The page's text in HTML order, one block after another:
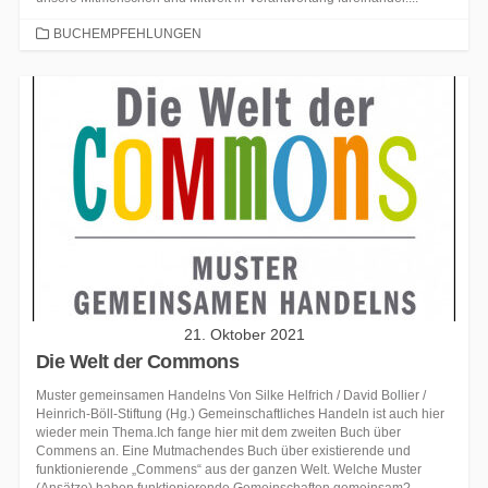
CATEGORIES
BUCHEMPFEHLUNGEN
21. Oktober 2021
Die Welt der Commons
Muster gemeinsamen Handelns Von Silke Helfrich / David Bollier /
Heinrich-Böll-Stiftung (Hg.) Gemeinschaftliches Handeln ist auch hier
wieder mein Thema.Ich fange hier mit dem zweiten Buch über
Commens an. Eine Mutmachendes Buch über existierende und
funktionierende „Commens“ aus der ganzen Welt. Welche Muster